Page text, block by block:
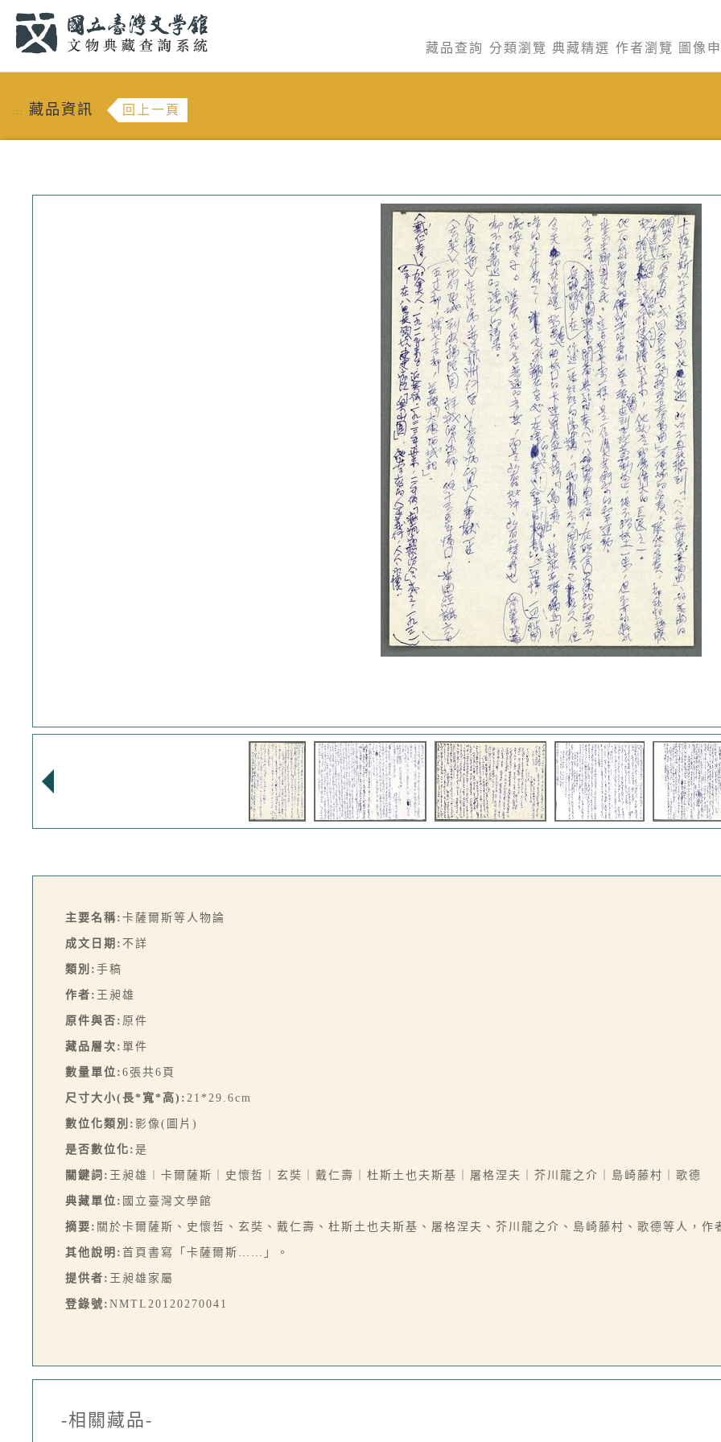
藏品查詢 分類瀏覽 典藏精選 作者瀏覽 圖像
::: 藏品資訊 回上一頁
主要名稱: 卡薩爾斯等人物論
成文日期: 不詳
類別: 手稿
作者: 王昶雄
原件與否: 原件
藏品層次: 單件
數量單位: 6張共6頁
尺寸大小(長*寬*高): 21*29.6cm
數位化類別: 影像(圖片)
是否數位化: 是
關鍵詞: 王昶雄︱卡爾薩斯｜史懷哲｜玄奘｜戴仁壽｜杜斯土也夫斯基｜屠格涅夫｜芥川龍之介｜島崎藤村｜歌德
典藏單位: 國立臺灣文學館
摘要: 關於卡爾薩斯、史懷哲、玄奘、戴仁壽、杜斯土也夫斯基、屠格涅夫、芥川龍之介、島崎藤村、歌德等人，
其他說明: 首頁書寫「卡薩爾斯……」。
提供者: 王昶雄家屬
登錄號: NMTL20120270041
-相關藏品-